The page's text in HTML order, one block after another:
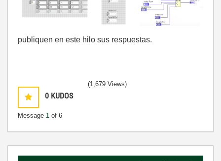
publiquen en este hilo sus respuestas.
0 KUDOS
Message 1 of 6
(1,679 Views)